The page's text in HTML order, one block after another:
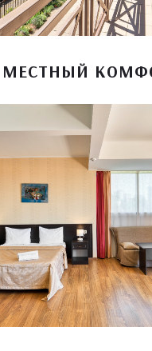
МЕСТНЫЙ